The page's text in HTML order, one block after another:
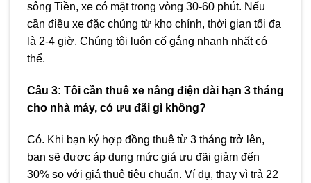
sông Tiền, xe có mặt trong vòng 30-60 phút. Nếu
cần điều xe đặc chủng từ kho chính, thời gian tối đa
là 2-4 giờ. Chúng tôi luôn cố gắng nhanh nhất có
thể.
Câu 3: Tôi cần thuê xe nâng điện dài hạn 3 tháng
cho nhà máy, có ưu đãi gì không?
Có. Khi bạn ký hợp đồng thuê từ 3 tháng trở lên,
bạn sẽ được áp dụng mức giá ưu đãi giảm đến
30% so với giá thuê tiêu chuẩn. Ví dụ, thay vì trả 22